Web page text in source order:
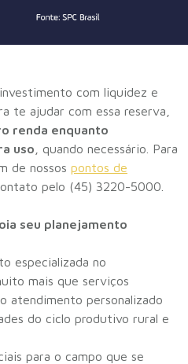
com liquidez e
te ajudar com essa reserva,
renda enquanto
uso , quando necessário. Para
de nossos pontos de
pelo (45) 3220-5000.
seu planejamento
especializada no
mais que serviços
atendimento personalizado
do ciclo produtivo rural e
para o campo que se